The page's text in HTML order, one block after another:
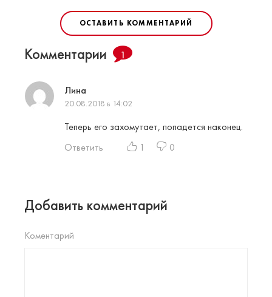
ОСТАВИТЬ КОММЕНТАРИЙ
Комментарии 1
Лина
20.08.2018 в 14:02
Теперь его захомутает, попадется наконец.
Ответить
1 0
Добавить комментарий
Коментарий